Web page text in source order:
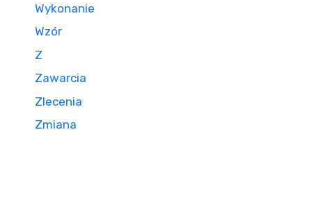
Wykonanie
Wzór
Z
Zawarcia
Zlecenia
Zmiana